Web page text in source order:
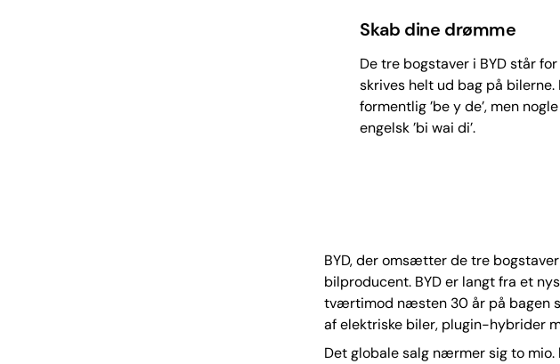
Skab dine drømme
De tre bogstaver i BYD står
skrives helt ud bag på bilerne.
formentlig ’be y de’, men
engelsk ’bi wai di’.
BYD, der omsætter de tre bogstaver
bilproducent. BYD er langt fra et
tværtimod næsten 30 år på bagen
af elektriske biler, plugin-hybrider
Det globale salg nærmer sig to